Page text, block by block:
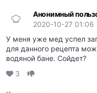
Анонимный
2020-10-27 01:06
У меня уже мед успел
для данного рецепта
водяной бане. Сойдет?
3